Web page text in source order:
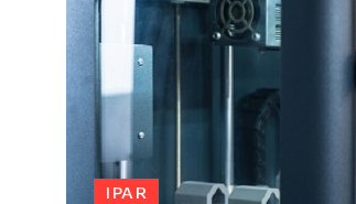
IPAR